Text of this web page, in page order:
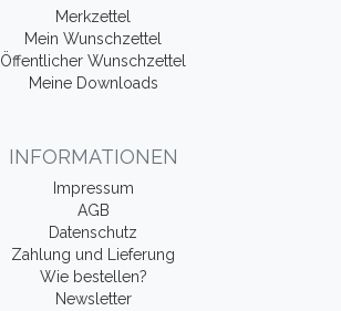
Merkzettel
Mein Wunschzettel
Öffentlicher Wunschzettel
Meine Downloads
INFORMATIONEN
Impressum
AGB
Datenschutz
Zahlung und Lieferung
Wie bestellen?
Newsletter